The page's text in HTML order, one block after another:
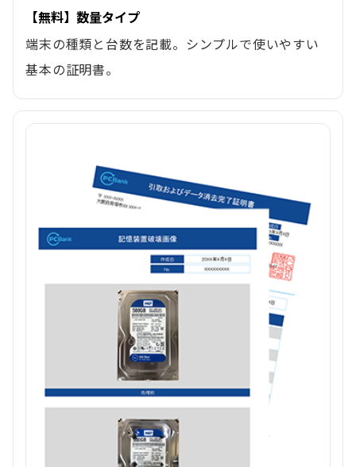
【無料】数量タイプ
端末の種類と台数を記載。シンプルで使いやすい
基本の証明書。